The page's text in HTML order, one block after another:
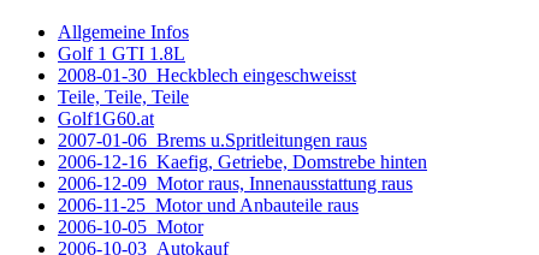
Allgemeine Infos
Golf 1 GTI 1.8L
2008-01-30_Heckblech eingeschweisst
Teile, Teile, Teile
Golf1G60.at
2007-01-06_Brems u.Spritleitungen raus
2006-12-16_Kaefig, Getriebe, Domstrebe hinten
2006-12-09_Motor raus, Innenausstattung raus
2006-11-25_Motor und Anbauteile raus
2006-10-05_Motor
2006-10-03_Autokauf